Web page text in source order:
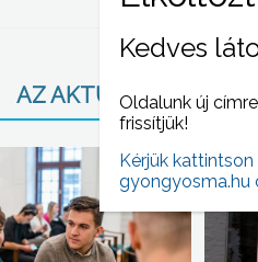
AZ AKTUÁLIS NAPI
Kedves
Oldalunk új
frissítjük!
Kérjük
gyongyosma.hu